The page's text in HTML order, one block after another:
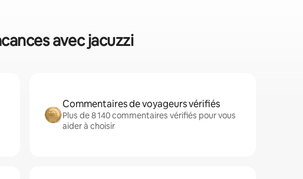
avec jacuzzi
Commentaires de voyageurs vérifiés
Plus de 8 140 commentaires vérifiés pour vous
aider à choisir